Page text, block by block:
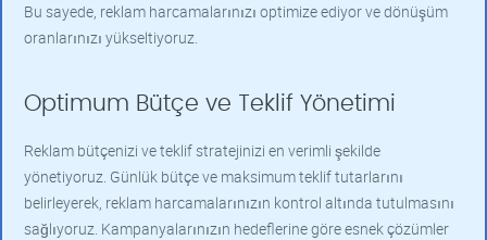
Bu sayede, reklam harcamalarınızı optimize ediyor ve dönüşüm
oranlarınızı yükseltiyoruz.
Optimum Bütçe ve Teklif Yönetimi
Reklam bütçenizi ve teklif stratejinizi en verimli şekilde
yönetiyoruz. Günlük bütçe ve maksimum teklif tutarlarını
belirleyerek, reklam harcamalarınızın kontrol altında tutulmasını
sağlıyoruz. Kampanyalarınızın hedeflerine göre esnek çözümler